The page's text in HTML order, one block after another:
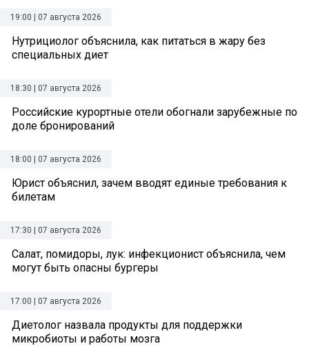
19:00 | 07 августа 2026
Нутрициолог объяснила, как питаться в жару без
специальных диет
18:30 | 07 августа 2026
Российские курортные отели обогнали зарубежные по
доле бронирований
18:00 | 07 августа 2026
Юрист объяснил, зачем вводят единые требования к
билетам
17:30 | 07 августа 2026
Салат, помидоры, лук: инфекционист объяснила, чем
могут быть опасны бургеры
17:00 | 07 августа 2026
Диетолог назвала продукты для поддержки
микробиоты и работы мозга